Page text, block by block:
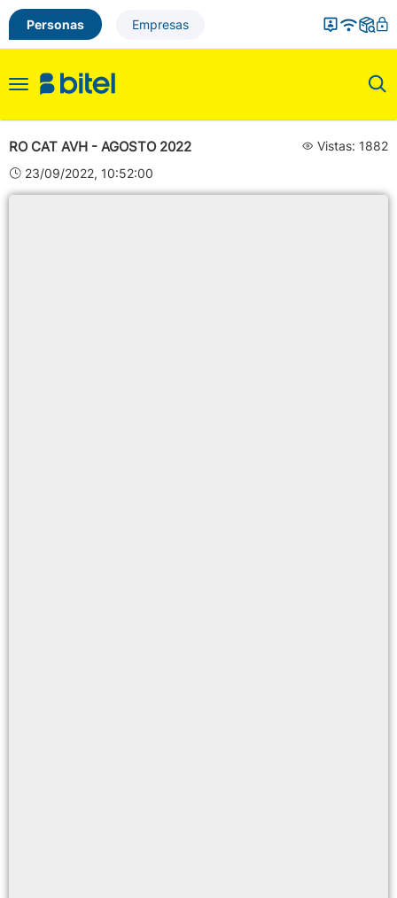
Personas Empresas
Toggle
Vistas: 1882
RO CAT AVH - AGOSTO 2022
23/09/2022, 10:52:00